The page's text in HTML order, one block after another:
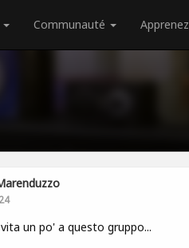
Communauté Apprenez
un po' a questo gruppo...